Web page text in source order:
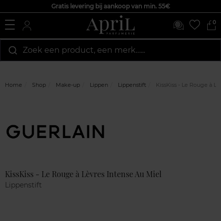
Gratis levering bij aankoop van min. 55€
0
Zoek een product, een merk…...
Home Shop Make-up Lippen Lippenstift KissKiss - Le Rouge à
KissKiss - Le Rouge à Lèvres Intense Au Miel
Lippenstift